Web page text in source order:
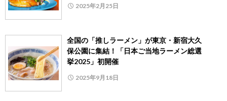
2025年2月25日
全国の「推しラーメン」が東京・新宿大久
保公園に集結！「日本ご当地ラーメン総選
挙2025」初開催
2025年9月18日